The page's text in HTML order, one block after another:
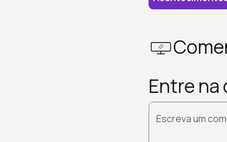
Entre na
Escreva um